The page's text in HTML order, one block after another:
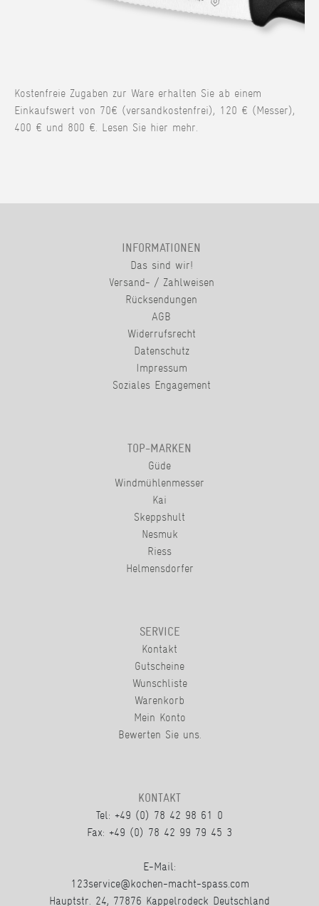
Kostenfreie Zugaben zur Ware erhalten Sie ab einem
Einkaufswert von 70€ (versandkostenfrei), 120 € (Messer),
400 € und 800 €. Lesen Sie hier mehr.
INFORMATIONEN
Das sind wir!
Versand- / Zahlweisen
Rücksendungen
AGB
Widerrufsrecht
Datenschutz
Impressum
Soziales Engagement
TOP-MARKEN
Güde
Windmühlenmesser
Kai
Skeppshult
Nesmuk
Riess
Helmensdorfer
SERVICE
Kontakt
Gutscheine
Wunschliste
Warenkorb
Mein Konto
Bewerten Sie uns.
KONTAKT
Tel: +49 (0) 78 42 98 61 0
Fax: +49 (0) 78 42 99 79 45 3
E-Mail:
123service@kochen-macht-spass.com
Hauptstr. 24, 77876 Kappelrodeck Deutschland